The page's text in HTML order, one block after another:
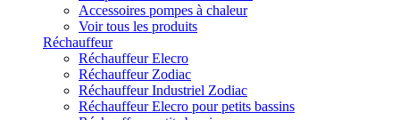
Accessoires pompes à chaleur
Voir tous les produits
Réchauffeur
Réchauffeur Elecro
Réchauffeur Zodiac
Réchauffeur Industriel Zodiac
Réchauffeur Elecro pour petits bassins